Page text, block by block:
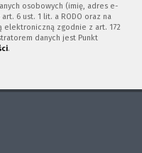
osobowych (imię, adres e-
6 ust. 1 lit. a RODO oraz na
elektroniczną zgodnie z art. 172
danych jest Punkt
.